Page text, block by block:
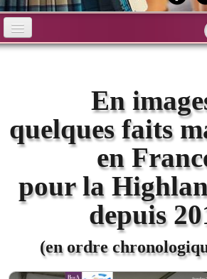
Tenues ▼
Cornemuse▼
En
quelques faits
en
pour la
depuis
(en ordre